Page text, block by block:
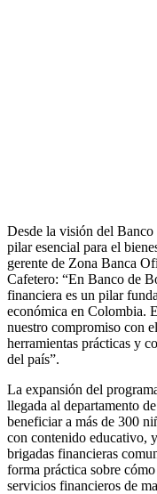
Desde la visión del
pilar esencial para el
gerente de Zona Banca
Cafetero: “En Banco de
financiera es un pilar
económica en Colombia.
nuestro compromiso con
herramientas prácticas y
del país”.
La expansión del
llegada al departamento
beneficiar a más de 300
con contenido educativo,
brigadas financieras
forma práctica sobre
servicios financieros de